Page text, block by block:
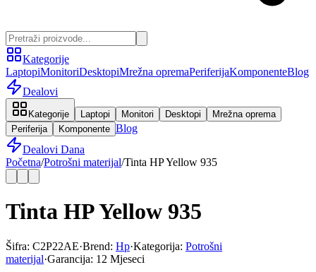
Kategorije
LaptopiMonitoriDesktopiMrežna opremaPeriferijaKomponenteBlog
Dealovi
Kategorije Laptopi Monitori Desktopi
Mrežna oprema
Periferija
Komponente Blog
Dealovi Dana
Početna/Potrošni materijal/Tinta HP Yellow 935
Tinta HP Yellow 935
Šifra: C2P22AE·Brend: Hp·Kategorija: Potrošni
materijal·Garancija: 12 Mjeseci